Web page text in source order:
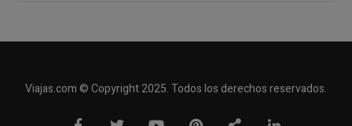
Viajas.com © Copyright 2025. Todos los derechos reservados.